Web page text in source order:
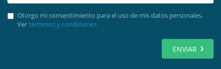
Otorgo mi consentimiento para el uso de mis datos personales.
Vertérminos y condiciones
ENVIAR